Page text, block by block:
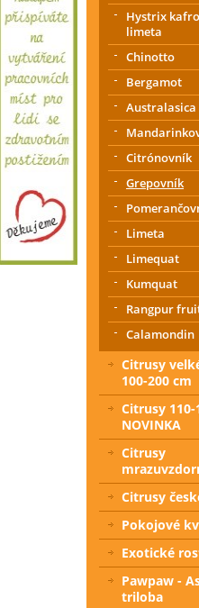
Hystrix
limeta
Chinotto
Bergamot
Australasica
Citrónovník
Grepovník
Limeta
Limequat
Kumquat
Rangpur
Calamondin
Citrusy
100-200 cm
Citrusy 110-
NOVINKA
Citrusy
Citrusy
Pokojové
Exotické
Pawpaw -
triloba